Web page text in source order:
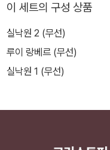
이 세트의 구성 상품
실낙원 2 (무선)
루이 랑베르 (무선)
실낙원 1 (무선)